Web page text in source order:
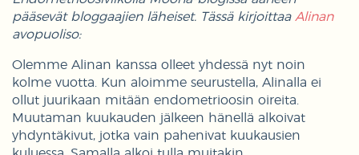
pääsevät bloggaajien läheiset. Tässä kirjoittaa Alinan
avopuoliso:
Olemme Alinan kanssa olleet yhdessä nyt noin
kolme vuotta. Kun aloimme seurustella, Alinalla ei
ollut juurikaan mitään endometrioosin oireita.
Muutaman kuukauden jälkeen hänellä alkoivat
yhdyntäkivut, jotka vain pahenivat kuukausien